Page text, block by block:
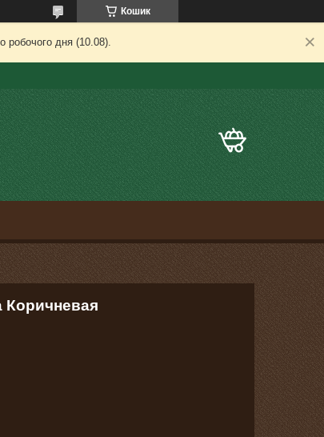
Кошик
робочого дня (10.08).
Коричневая